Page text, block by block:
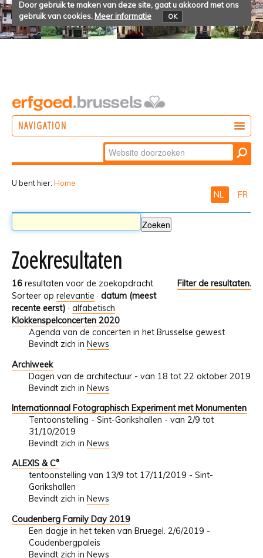
Door gebruik te maken van deze site, gaat u akkoord met ons
gebruik van cookies. Meer informatie OK
NAVIGATION
Zoek
Geavanceerd
U bent hier: Home
NL FR
Zoekresultaten
16 resultaten voor de zoekopdracht.
Filter de resultaten.
Sorteer op relevantie · datum (meest
recente eerst) · alfabetisch
Klokkenspelconcerten 2020
Agenda van de concerten in het Brusselse gewest
Bevindt zich in News
Archiweek
Dagen van de architectuur - van 18 tot 22 oktober 2019
Bevindt zich in News
Internationnaal Fotographisch Experiment met Monumenten
Tentoonstelling - Sint-Gorikshallen - van 2/9 tot
31/10/2019
Bevindt zich in News
ALEXIS & C°
tentoonstelling van 13/9 tot 17/11/2019 - Sint-
Gorikshallen
Bevindt zich in News
Coudenberg Family Day 2019
Een dagje in het teken van Bruegel. 2/6/2019 -
Coudenbergpaleis
Bevindt zich in News